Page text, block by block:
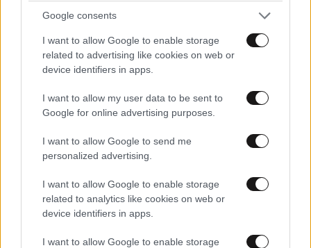
Google consents
I want to allow Google to enable storage
related to advertising like cookies on web or
device identifiers in apps.
I want to allow my user data to be sent to
Google for online advertising purposes.
I want to allow Google to send me
personalized advertising.
I want to allow Google to enable storage
related to analytics like cookies on web or
device identifiers in apps.
I want to allow Google to enable storage
Από τη Γαλλία στην Αττική: Οι πυροσβέστες
που έσβησαν φωτιές σε δύο χώρες
περιγράφουν τις «νέες» πυρκαγιές της
και μάθετε πρώτοι όλες τις ειδήσεις